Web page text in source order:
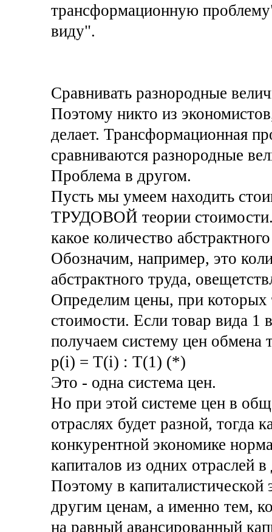
трансформационную
виду".
Сравнивать разнородные
Поэтому никто из
делает. Трансформационная
сравниваются разнородные
Проблема в другом.
Пусть мы умеем находить
ТРУДОВОЙ теории стоимости.
какое количество
Обозначим, например, это
абстрактного труда,
Определим цены, при
стоимости. Если товар вида
получаем систему цен обмена
p(i) = T(i) : T(1) (*)
Это - одна система цен.
Но при этой системе цен в
отраслях будет разной, тогда
конкурентной экономике
капиталов из одних отраслей
Поэтому в
другим ценам, а именно тем,
на равный авансированный